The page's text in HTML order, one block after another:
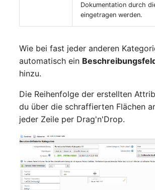
WAN-Verbindung
Zugewiesene Arbeitsplätze
Zugewiesene Geräte
Zugewiesene Objekte
(Organisation)
Dokumentation durch
eingetragen werden.
Wie bei fast jeder anderen
automatisch ein
hinzu.
Die Reihenfolge der erstellten
du über die schraffierten Flächen
jeder Zeile per Drag'n'Drop.